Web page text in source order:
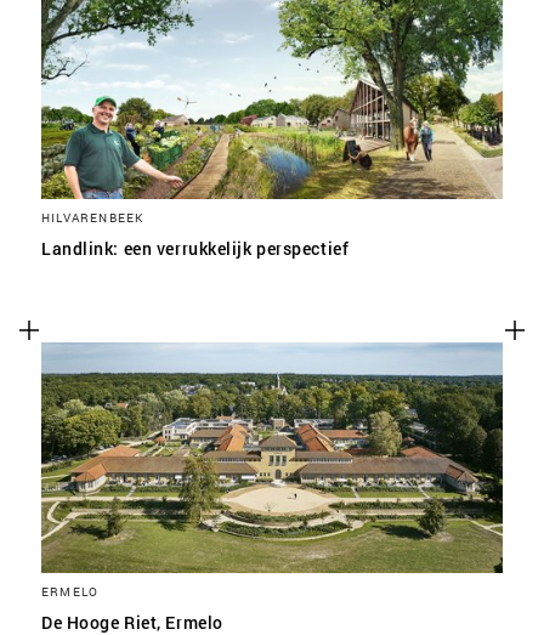
HILVARENBEEK
Landlink: een verrukkelijk perspectief
ERMELO
De Hooge Riet, Ermelo
SLA VOORKEUREN OP